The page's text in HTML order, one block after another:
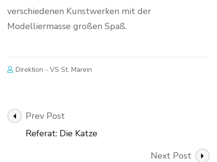
verschiedenen Kunstwerken mit der
Modelliermasse großen Spaß.
Direktion - VS St. Marein
Post
Navigation
Prev Post
Referat: Die Katze
Next Post